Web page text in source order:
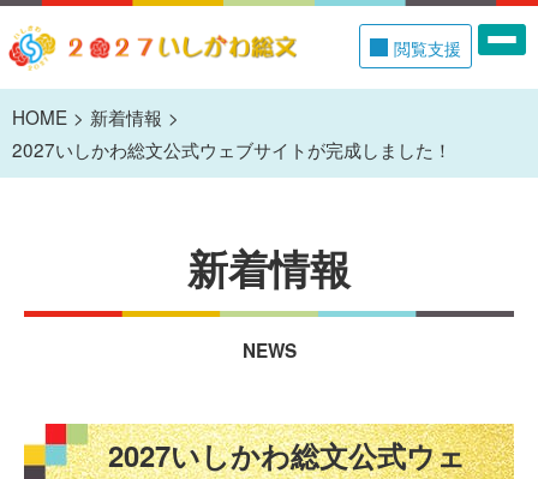
HOME
新着情報
2027いしかわ総文公式ウェブサイトが完成しました！
新着情報
NEWS
2027いしかわ総文公式ウェ
閲覧支援